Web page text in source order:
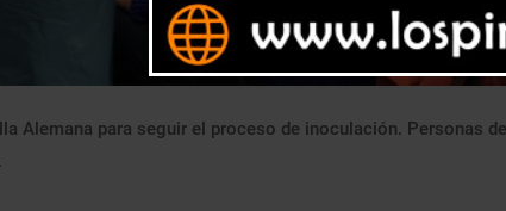
Alemana para seguir el proceso de inoculación. Personas